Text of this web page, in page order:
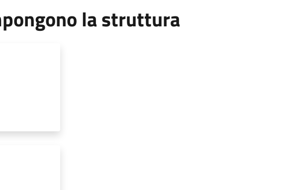
la struttura